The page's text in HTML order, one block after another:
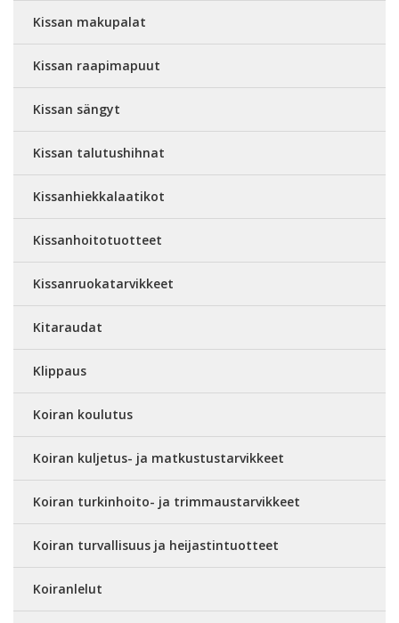
Kissan makupalat
Kissan raapimapuut
Kissan sängyt
Kissan talutushihnat
Kissanhiekkalaatikot
Kissanhoitotuotteet
Kissanruokatarvikkeet
Kitaraudat
Klippaus
Koiran koulutus
Koiran kuljetus- ja matkustustarvikkeet
Koiran turkinhoito- ja trimmaustarvikkeet
Koiran turvallisuus ja heijastintuotteet
Koiranlelut